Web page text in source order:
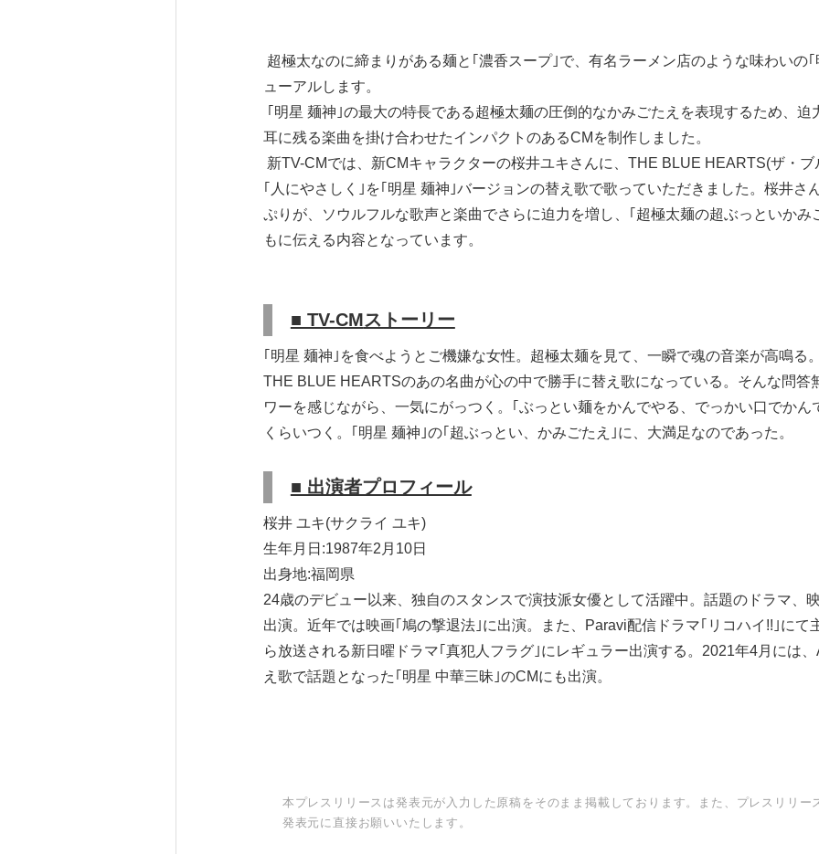
超極太なのに締まりがある麺と｢濃香スープ｣で、有名ラーメン店のような味わいの
ューアルします。
｢明星 麺神｣の最大の特長である超極太麺の圧倒的なかみごたえを表現するため、迫
耳に残る楽曲を掛け合わせたインパクトのあるCMを制作しました。
新TV-CMでは、新CMキャラクターの桜井ユキさんに、THE BLUE HEARTS(ザ・
｢人にやさしく｣を｢明星 麺神｣バージョンの替え歌で歌っていただきました。桜井さ
ぷりが、ソウルフルな歌声と楽曲でさらに迫力を増し、｢超極太麺の超ぶっといかみ
もに伝える内容となっています。
■ TV-CMストーリー
｢明星 麺神｣を食べようとご機嫌な女性。超極太麺を見て、一瞬で魂の音楽が高鳴る
THE BLUE HEARTSのあの名曲が心の中で勝手に替え歌になっている。そんな問答
ワーを感じながら、一気にがっつく。｢ぶっとい麺をかんでやる、でっかい口でかん
くらいつく。｢明星 麺神｣の｢超ぶっとい、かみごたえ｣に、大満足なのであった。
■ 出演者プロフィール
桜井 ユキ(サクライ ユキ)
生年月日:1987年2月10日
出身地:福岡県
24歳のデビュー以来、独自のスタンスで演技派女優として活躍中。話題のドラマ、
出演。近年では映画｢鳩の撃退法｣に出演。また、Paravi配信ドラマ｢リコハイ!!｣にて
ら放送される新日曜ドラマ｢真犯人フラグ｣にレギュラー出演する。2021年4月には
え歌で話題となった｢明星 中華三昧｣のCMにも出演。
本プレスリリースは発表元が入力した原稿をそのまま掲載しております。また、プレスリリー
発表元に直接お願いいたします。